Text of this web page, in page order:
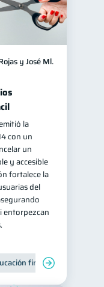
y José Ml.
la
con un
un
y accesible
fortalece la
del
entorpezcan
financiera